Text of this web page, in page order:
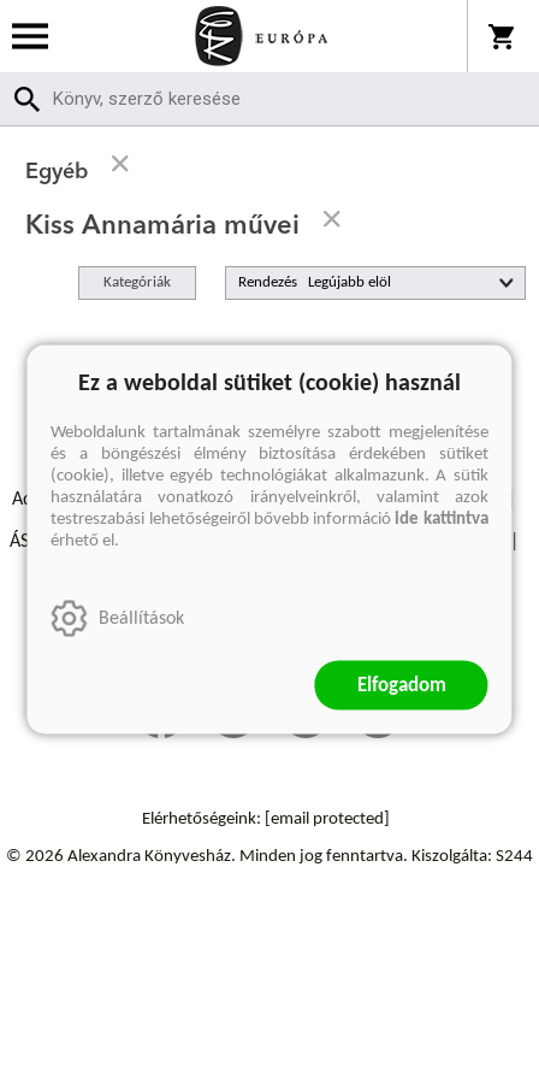
Egyéb
Kiss Annamária művei
Kategóriák Rendezés
A keresett kifejezésre nincs találat
Adatvédelmi szabályzatok Elállási felmondási nyilatkozat
ÁSZF - Vásárlási feltételek
Szállítási információk
Elérhetőségeink: [email protected]
© 2026 Alexandra Könyvesház. Minden jog fenntartva. Kiszolgálta: S244
Ez a weboldal sütiket (cookie) használ
Weboldalunk tartalmának személyre szabott megjelenítése
és a böngészési élmény biztosítása érdekében sütiket
(cookie), illetve egyéb technológiákat alkalmazunk. A sütik
használatára vonatkozó irányelveinkről, valamint azok
testreszabási lehetőségeiről bővebb információide kattintva
érhető el.
Beállítások
Elfogadom